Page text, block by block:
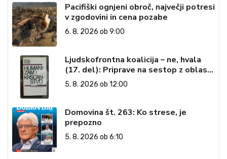
Pacifiški ognjeni obroč, največji potresi
v zgodovini in cena pozabe
6. 8. 2026 ob 9:00
Ljudskofrontna koalicija – ne, hvala
(17. del): Priprave na sestop z oblasti
– dvorska opozicija 6: Gramsci na delu:
Revija 2000 in revolucionarna
5. 8. 2026 ob 12:00
Domovina št. 263: Ko strese, je
prepozno
5. 8. 2026 ob 6:10